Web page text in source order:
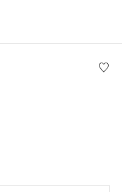
愿